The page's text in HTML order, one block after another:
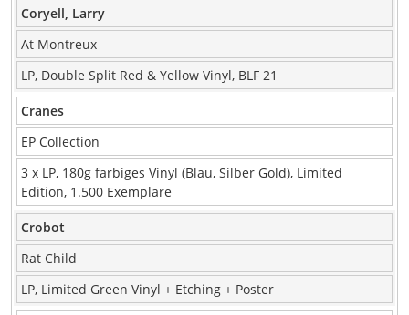
Coryell, Larry
At Montreux
LP, Double Split Red & Yellow Vinyl, BLF 21
Cranes
EP Collection
3 x LP, 180g farbiges Vinyl (Blau, Silber Gold), Limited
Edition, 1.500 Exemplare
Crobot
Rat Child
LP, Limited Green Vinyl + Etching + Poster